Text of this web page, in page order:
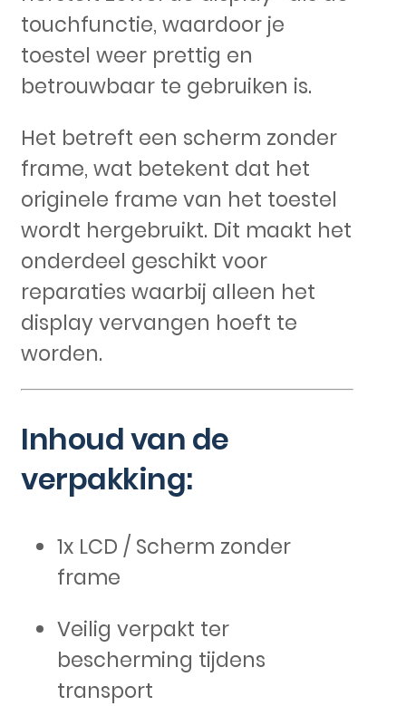
touchfunctie, waardoor je
toestel weer prettig en
betrouwbaar te gebruiken is.
Het betreft een scherm zonder
frame, wat betekent dat het
originele frame van het toestel
wordt hergebruikt. Dit maakt het
onderdeel geschikt voor
reparaties waarbij alleen het
display vervangen hoeft te
worden.
Inhoud van de
verpakking:
1x LCD / Scherm zonder
frame
Veilig verpakt ter
bescherming tijdens
transport